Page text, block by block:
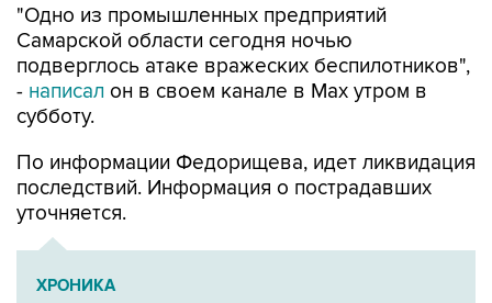
"Одно из промышленных предприятий
Самарской области сегодня ночью
подверглось атаке вражеских беспилотников",
- написал он в своем канале в Max утром в
субботу.
По информации Федорищева, идет ликвидация
последствий. Информация о пострадавших
уточняется.
ХРОНИКА